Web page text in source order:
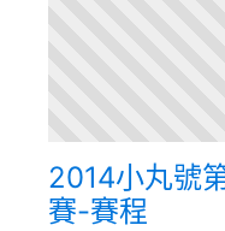
2014小丸號
賽-賽程